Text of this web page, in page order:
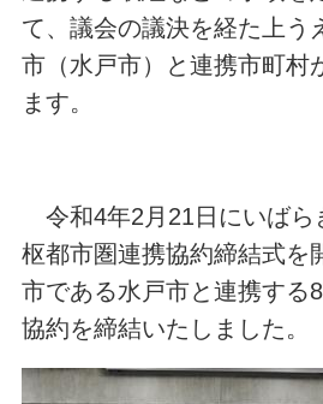
て、議会の議決を経た上う
市（水戸市）と連携市町村
ます。
令和4年2月21日にいばら
枢都市圏連携協約締結式を
市である水戸市と連携する
協約を締結いたしました。